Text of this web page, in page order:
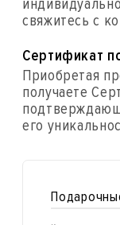
свяжитесь с
Сертификат
Приобретая
получаете
его